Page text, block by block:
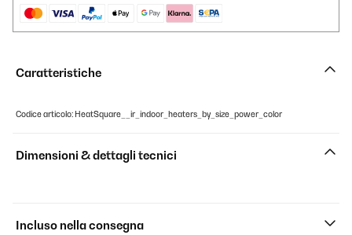
Caratteristiche
Codice articolo: HeatSquare__ir_indoor_heaters_by_size_power_color
Dimensioni & dettagli tecnici
Incluso nella consegna